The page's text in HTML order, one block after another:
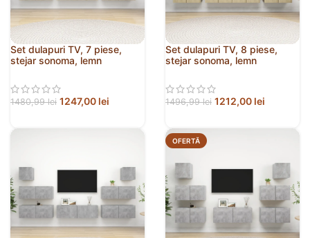
Set dulapuri TV, 7 piese,
stejar sonoma, lemn
1480,99lei 1247,00 lei
Set dulapuri TV, 8 piese,
stejar sonoma, lemn
1496,99lei 1212,00 lei
OFERTĂ